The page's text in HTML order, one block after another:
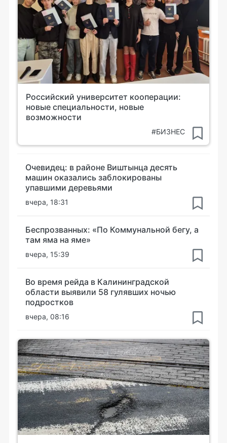
Российский университет кооперации:
новые специальности, новые
возможности
#БИЗНЕС
Очевидец: в районе Виштынца десять
машин оказались заблокированы
упавшими деревьями
вчера, 18:31
Беспрозванных: «По Коммунальной бегу, а
там яма на яме»
вчера, 15:39
Во время рейда в Калининградской
области выявили 58 гулявших ночью
подростков
вчера, 08:16